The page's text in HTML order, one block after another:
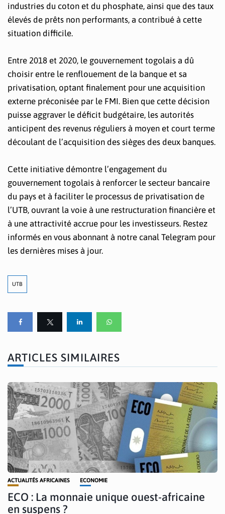
industries du coton et du phosphate, ainsi que des taux
élevés de prêts non performants, a contribué à cette
situation difficile.
Entre 2018 et 2020, le gouvernement togolais a dû
choisir entre le renflouement de la banque et sa
privatisation, optant finalement pour une acquisition
externe préconisée par le FMI. Bien que cette décision
puisse aggraver le déficit budgétaire, les autorités
anticipent des revenus réguliers à moyen et court terme
découlant de l’acquisition des sièges des deux banques.
Cette initiative démontre l’engagement du
gouvernement togolais à renforcer le secteur bancaire
du pays et à faciliter le processus de privatisation de
l’UTB, ouvrant la voie à une restructuration financière et
à une attractivité accrue pour les investisseurs. Restez
informés en vous abonnant à notre canal Telegram pour
les dernières mises à jour.
UTB
ARTICLES SIMILAIRES
ACTUALITÉS AFRICAINES ECONOMIE
ECO : La monnaie unique ouest-africaine
en suspens ?